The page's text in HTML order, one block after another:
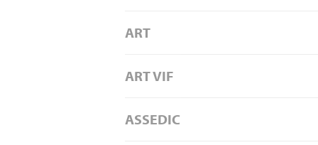
ART
ART VIF
ASSEDIC